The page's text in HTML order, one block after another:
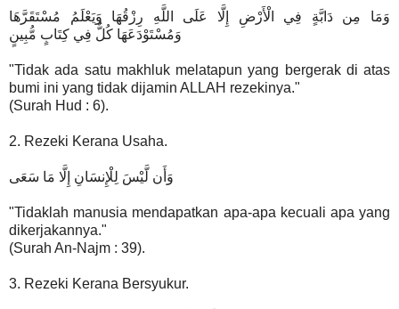
وَمَا مِن دَابَّةٍ فِي الْأَرْضِ إِلَّا عَلَى اللَّهِ رِزْقُهَا وَيَعْلَمُ مُسْتَقَرَّهَا
وَمُسْتَوْدَعَهَا كُلٌّ فِي كِتَابٍ مُّبِينٍ
"Tidak ada satu makhluk melatapun yang bergerak di atas
bumi ini yang tidak dijamin ALLAH rezekinya."
(Surah Hud : 6).
2. Rezeki Kerana Usaha.
وَأَن لَّيْسَ لِلْإِنسَانِ إِلَّا مَا سَعَى
"Tidaklah manusia mendapatkan apa-apa kecuali apa yang
dikerjakannya."
(Surah An-Najm : 39).
3. Rezeki Kerana Bersyukur.